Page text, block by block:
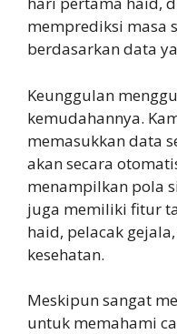
memprediksi masa
berdasarkan data
Keunggulan
kemudahannya.
memasukkan data
akan secara
menampilkan pola
juga memiliki fitur
haid, pelacak
kesehatan.
Meskipun sangat
untuk memahami